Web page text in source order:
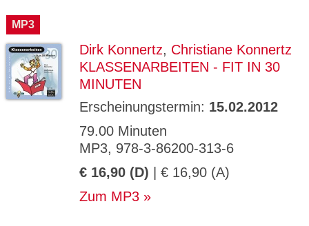
MP3
Dirk Konnertz, Christiane Konnertz
KLASSENARBEITEN - FIT IN 30
MINUTEN
Erscheinungstermin: 15.02.2012
79.00 Minuten
MP3, 978-3-86200-313-6
€ 16,90 (D) | € 16,90 (A)
Zum MP3